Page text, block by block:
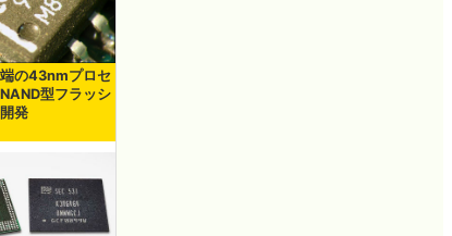
の43nmプロセ
型フラッシ
発